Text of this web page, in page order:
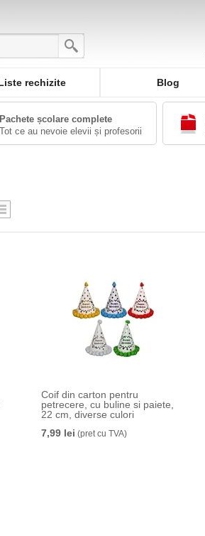
rechizite Blog
Pachete școlare complete
Tot ce au nevoie elevii și profesorii
Coif din carton pentru
petrecere, cu buline si paiete,
22 cm, diverse culori
7,99 lei (pret cu TVA)